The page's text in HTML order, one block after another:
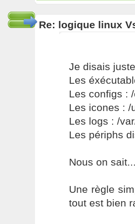
Re: logique linux
Je disais
Les
Les configs :
Les icones : /
Les logs : /
Les périphs
Nous on
Une règle
tout est bien